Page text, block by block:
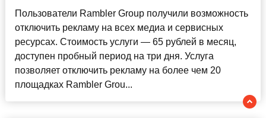
Пользователи Rambler Group получили возможность
отключить рекламу на всех медиа и сервисных
ресурсах. Стоимость услуги — 65 рублей в месяц,
доступен пробный период на три дня. Услуга
позволяет отключить рекламу на более чем 20
площадках Rambler Grou...